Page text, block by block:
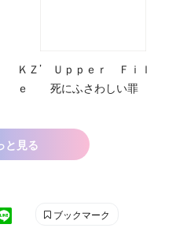
ＫＺ’ Ｕｐｐｅｒ Ｆｉｌ
ｅ 死にふさわしい罪
と見る
ブックマーク